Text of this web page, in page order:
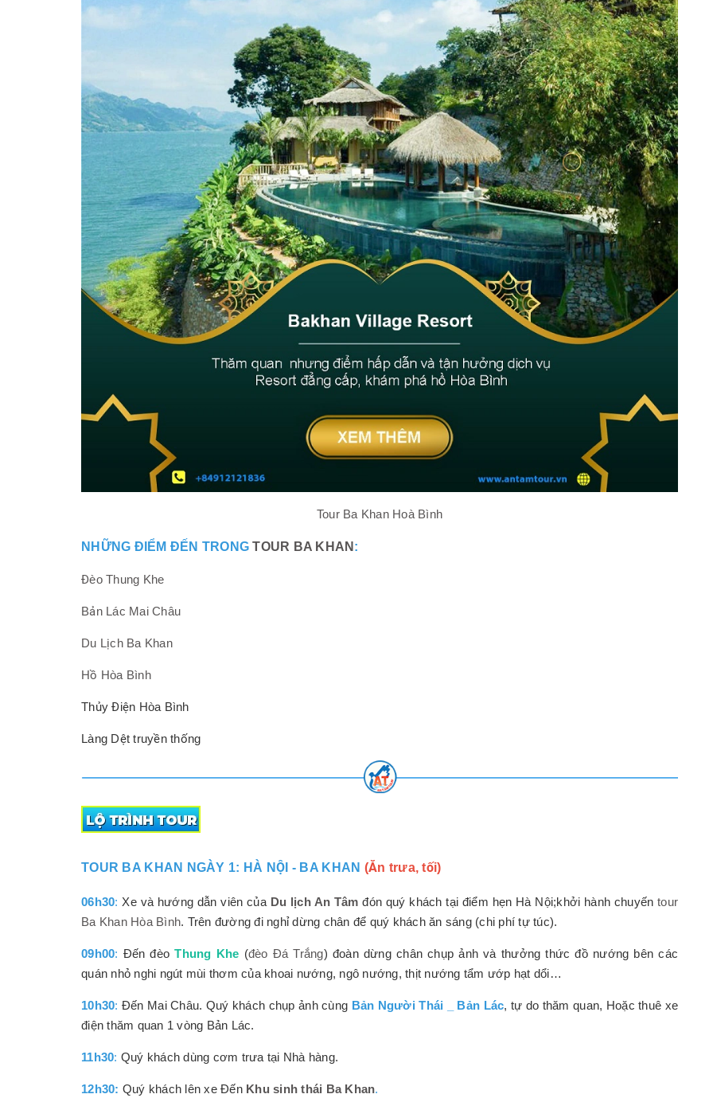
Tour Ba Khan Hoà Bình
NHỮNG ĐIỂM ĐẾN TRONGTOUR BA KHAN :
Đèo Thung Khe
Bản Lác Mai Châu
Du Lịch Ba Khan
Hồ Hòa Bình
Thủy Điện Hòa Bình
Làng Dệt truyền thống
TOUR BA KHAN NGÀY 1: HÀ NỘI - BA KHAN (Ăn trưa, tối)
06h30: Xe và hướng dẫn viên của Du lịch An Tâm đón quý khách tại điểm hẹn Hà Nội;khởi hành chuyến tour
Ba Khan Hòa Bình. Trên đường đi nghỉ dừng chân để quý khách ăn sáng (chi phí tự túc).
09h00: Đến đèoThung Khe (đèo Đá Trắng) đoàn dừng chân chụp ảnh và thưởng thức đồ nướng bên các
quán nhỏ nghi ngút mùi thơm của khoai nướng, ngô nướng, thịt nướng tẩm ướp hạt dổi…
10h30: Đến Mai Châu. Quý khách chụp ảnh cùng Bản Người Thái _ Bản Lác, tự do thăm quan, Hoặc thuê xe
điện thăm quan 1 vòng Bản Lác.
11h30: Quý khách dùng cơm trưa tại Nhà hàng.
12h30: Quý khách lên xe Đến Khu sinh thái Ba Khan.